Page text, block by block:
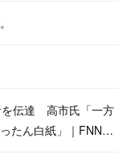
を伝達 高市氏「一方
たん白紙」｜FNN…